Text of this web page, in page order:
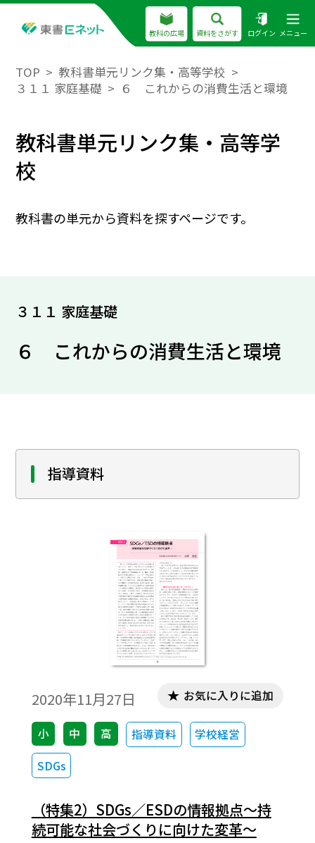
教科の広場 資料をさがす ログイン メニュー
TOP
教科書単元リンク集・高等学校
３１１ 家庭基礎
６ これからの消費生活と環境
教科書単元リンク集・高等学
校
教科書の単元から資料を探すページです。
３１１ 家庭基礎
６ これからの消費生活と環境
指導資料
2020年11月27日
小 中 高 指導資料
学校経営
SDGs
お気に入りに追加
（特集2）SDGs／ESDの情報拠点～持
続可能な社会づくりに向けた変革～